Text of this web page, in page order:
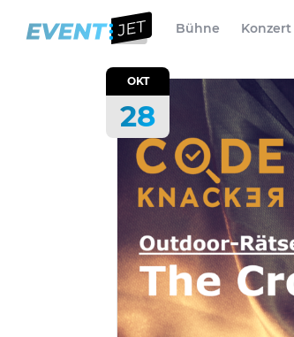
Bühne Konzert
OKT
28